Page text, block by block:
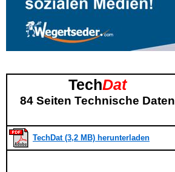
TechDat
84 Seiten Technische Daten
TechDat (3,2 MB) herunterladen